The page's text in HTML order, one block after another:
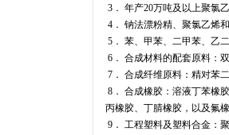
3． 年产20万吨及以上聚氯
4． 钠法漂粉精、聚氯乙烯
5． 苯、甲苯、二甲苯、乙
6． 合成材料的配套原料：
7． 合成纤维原料：精对苯
8． 合成橡胶：溶液丁苯橡
丙橡胶、丁腈橡胶，以及氟
9． 工程塑料及塑料合金：